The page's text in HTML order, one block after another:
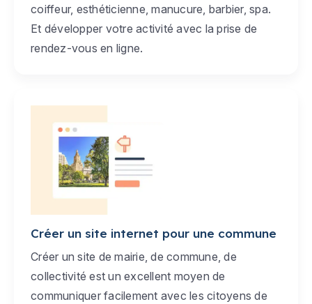
coiffeur, esthéticienne, manucure, barbier, spa.
Et développer votre activité avec la prise de
rendez-vous en ligne.
Créer un site internet pour une commune
Créer un site de mairie, de commune, de
collectivité est un excellent moyen de
communiquer facilement avec les citoyens de